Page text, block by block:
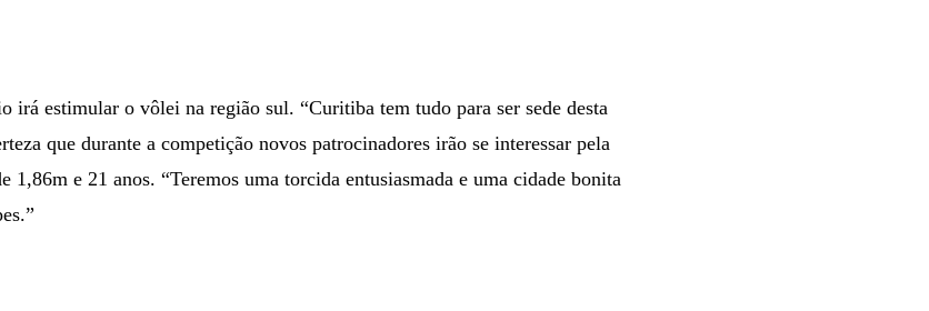
irá estimular o vôlei na região sul. “Curitiba tem tudo para ser sede desta
que durante a competição novos patrocinadores irão se interessar pela
1,86m e 21 anos. “Teremos uma torcida entusiasmada e uma cidade bonita